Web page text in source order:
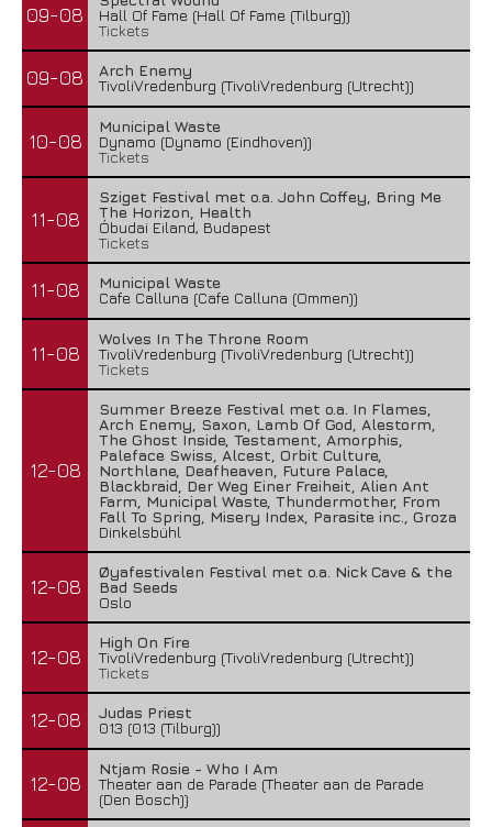
09-08
Hall Of Fame (Hall Of Fame (Tilburg))
Tickets
09-08
Arch Enemy
TivoliVredenburg (TivoliVredenburg (Utrecht))
10-08
Municipal Waste
Dynamo (Dynamo (Eindhoven))
Tickets
11-08
Sziget Festival met o.a. John Coffey, Bring Me
The Horizon, Health
Óbudai Eiland, Budapest
Tickets
11-08
Municipal Waste
Cafe Calluna (Cafe Calluna (Ommen))
11-08
Wolves In The Throne Room
TivoliVredenburg (TivoliVredenburg (Utrecht))
Tickets
12-08
Summer Breeze Festival met o.a. In Flames,
Arch Enemy, Saxon, Lamb Of God, Alestorm,
The Ghost Inside, Testament, Amorphis,
Paleface Swiss, Alcest, Orbit Culture,
Northlane, Deafheaven, Future Palace,
Blackbraid, Der Weg Einer Freiheit, Alien Ant
Farm, Municipal Waste, Thundermother, From
Fall To Spring, Misery Index, Parasite inc., Groza
Dinkelsbühl
12-08
Øyafestivalen Festival met o.a. Nick Cave & the
Bad Seeds
Oslo
12-08
High On Fire
TivoliVredenburg (TivoliVredenburg (Utrecht))
Tickets
12-08
Judas Priest
013 (013 (Tilburg))
12-08
Ntjam Rosie - Who I Am
Theater aan de Parade (Theater aan de Parade
(Den Bosch))